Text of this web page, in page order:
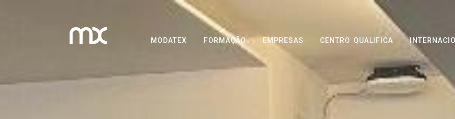
MODATEX FORMAÇÃO EMPRESAS CENTRO QUALIFICA